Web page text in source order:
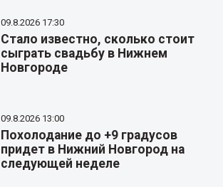
09.8.2026 17:30
Стало известно, сколько стоит
сыграть свадьбу в Нижнем
Новгороде
09.8.2026 13:00
Похолодание до +9 градусов
придет в Нижний Новгород на
следующей неделе